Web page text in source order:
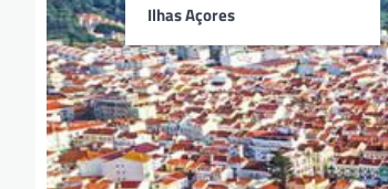
Ilhas Açores